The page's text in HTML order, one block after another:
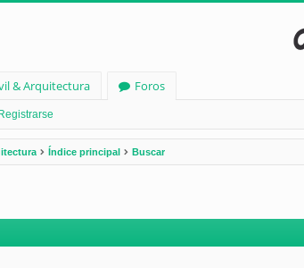
& Arquitectura
Foros
Registrarse
Índice principal Buscar